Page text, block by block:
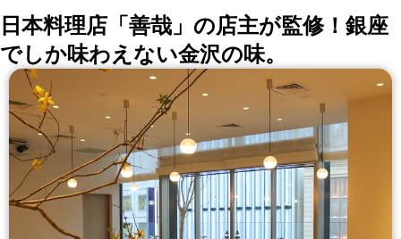
日本料理店「善哉」の店主が監修！銀座
でしか味わえない金沢の味。